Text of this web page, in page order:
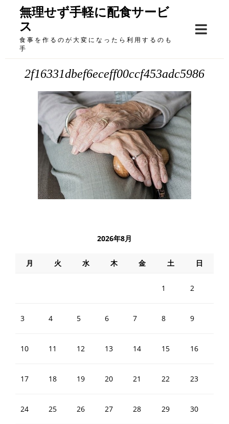
content
無理せず手軽に配食サービ
ス
食事を作るのが大変になったら利用するのも
手
2f16331dbef6eceff00ccf453adc5986
2026年8月
月 火 水 木 金 土 日
1 2
3 4 5 6 7 8 9
10 11 12 13 14 15 16
17 18 19 20 21 22 23
24 25 26 27 28 29 30